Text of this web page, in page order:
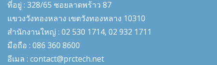
ที่อยู่ : 328/65 ซอยลาดพร้าว 87
แขวงวังทองหลาง เขตวังทองหลาง 10310
สำนักงานใหญ่ : 02 530 1714, 02 932 1711
มือถือ : 086 360 8600
อีเมล : contact@prctech.net